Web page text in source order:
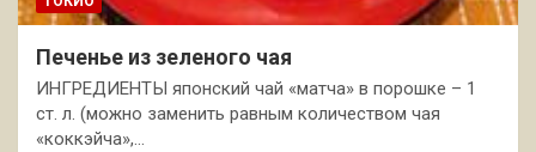
Печенье из зеленого чая
ИНГРЕДИЕНТЫ японский чай «матча» в порошке – 1
ст. л. (можно заменить равным количеством чая
«коккэйча»,…